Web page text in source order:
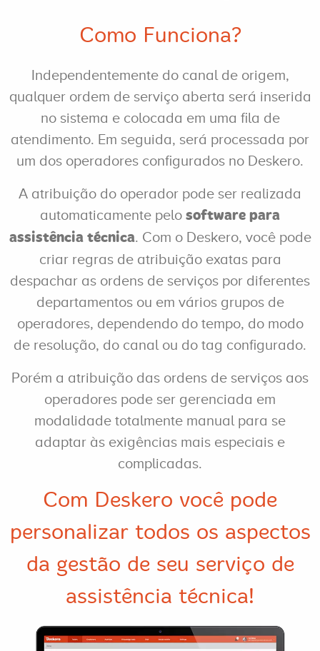
Como Funciona?
Independentemente do canal de origem,
qualquer ordem de serviço aberta será inserida
no sistema e colocada em uma fila de
atendimento. Em seguida, será processada por
um dos operadores configurados no Deskero.
A atribuição do operador pode ser realizada
automaticamente pelo software para
assistência técnica. Com o Deskero, você pode
criar regras de atribuição exatas para
despachar as ordens de serviços por diferentes
departamentos ou em vários grupos de
operadores, dependendo do tempo, do modo
de resolução, do canal ou do tag configurado.
Porém a atribuição das ordens de serviços aos
operadores pode ser gerenciada em
modalidade totalmente manual para se
adaptar às exigências mais especiais e
complicadas.
Com Deskero você pode
personalizar todos os aspectos
da gestão de seu serviço de
assistência técnica!